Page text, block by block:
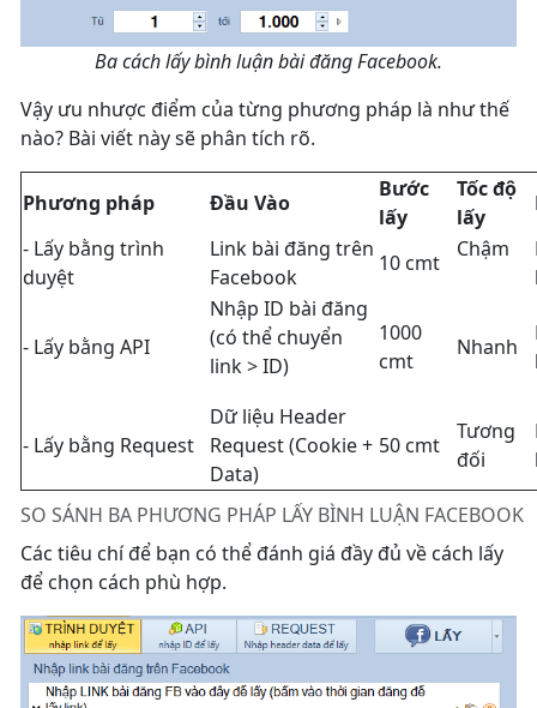
Ba cách lấy bình luận bài đăng Facebook.
Vậy ưu nhược điểm của từng phương pháp là như thế
nào? Bài viết này sẽ phân tích rõ.
SO SÁNH BA PHƯƠNG PHÁP LẤY BÌNH LUẬN FACEBOOK
Phương pháp Đầu Vào
Bước
lấy
Tốc độ
lấy
- Lấy bằng trình
duyệt
Link bài đăng trên
Facebook
10 cmt
Chậm
- Lấy bằng API
Nhập ID bài đăng
(có thể chuyển
link > ID)
1000
cmt
Nhanh
- Lấy bằng Request
Dữ liệu Header
Request (Cookie +
Data)
50 cmt
Tương
đối
Các tiêu chí để bạn có thể đánh giá đầy đủ về cách lấy
để chọn cách phù hợp.